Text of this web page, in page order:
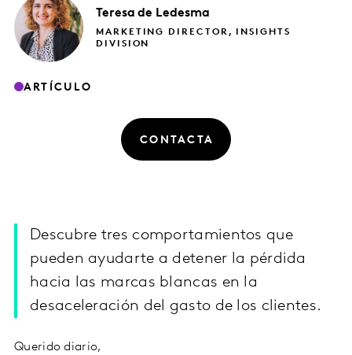
Teresa de Ledesma
MARKETING DIRECTOR, INSIGHTS
DIVISION
ARTÍCULO
CONTACTA
Descubre tres comportamientos que
pueden ayudarte a detener la pérdida
hacia las marcas blancas en la
desaceleración del gasto de los clientes.
Querido diario,